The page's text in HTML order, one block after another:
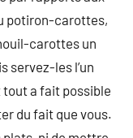
potiron-carottes,
carottes un
servez-les l’un
tout a fait possible
du fait que vous.